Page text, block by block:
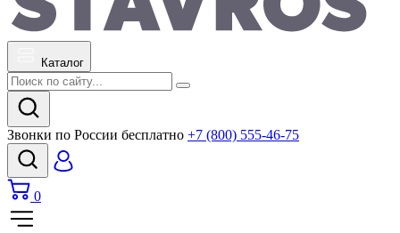
Каталог
Звонки по России бесплатно +7 (800) 555-46-75
0